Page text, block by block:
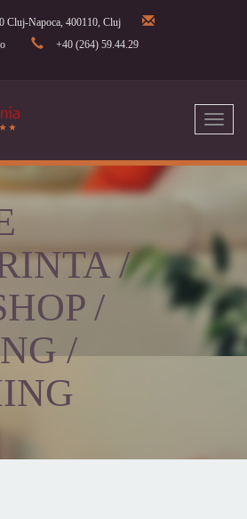
Cluj-Napoca, 400110, Cluj
+40 (264) 59.44.29
Toggle
/
/
/